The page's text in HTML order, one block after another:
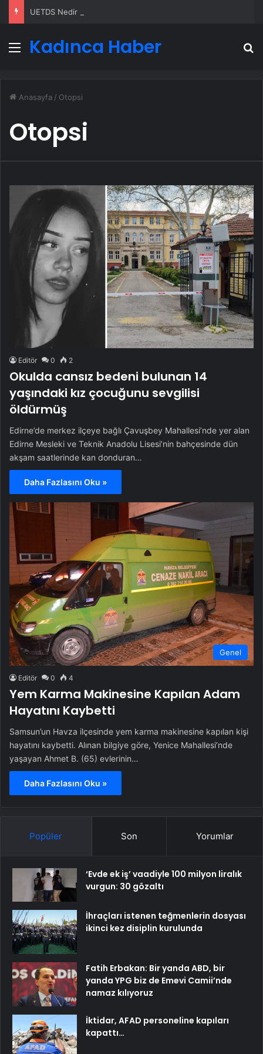
Menü
Kadınca Haber
Anasayfa / Otopsi
Otopsi
Editör 0 2
Okulda cansız bedeni bulunan 14
yaşındaki kız çocuğunu sevgilisi
öldürmüş
Edirne’de merkez ilçeye bağlı Çavuşbey Mahallesi’nde yer alan
Edirne Mesleki ve Teknik Anadolu Lisesi’nin bahçesinde dün
akşam saatlerinde kan donduran…
Daha Fazlasını Oku »
Genel
Editör 0 4
Yem Karma Makinesine Kapılan Adam
Hayatını Kaybetti
Samsun’un Havza ilçesinde yem karma makinesine kapılan kişi
hayatını kaybetti. Alınan bilgiye göre, Yenice Mahallesi’nde
yaşayan Ahmet B. (65) evlerinin…
Daha Fazlasını Oku »
Popüler Son Yorumlar
‘Evde ek iş’ vaadiyle 100 milyon liralık
vurgun: 30 gözaltı
İhraçları istenen teğmenlerin dosyası
ikinci kez disiplin kurulunda
Fatih Erbakan: Bir yanda ABD, bir
yanda YPG biz de Emevi Camii’nde
namaz kılıyoruz
İktidar, AFAD personeline kapıları
kapattı…